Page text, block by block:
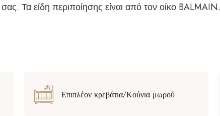
Τα είδη περιποίησης είναι από τον οίκο BALMAIN.
Επιπλέον κρεβάτια/Κούνια μωρού